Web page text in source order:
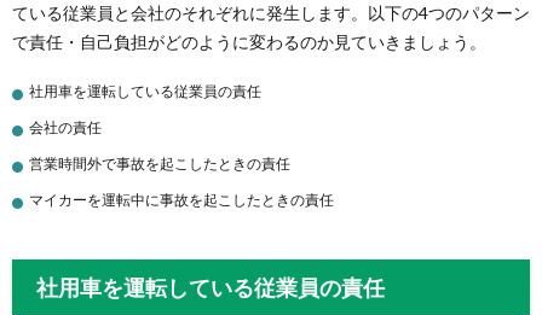
ている従業員と会社のそれぞれに発生します。以下の4つのパターン
で責任・自己負担がどのように変わるのか見ていきましょう。
社用車を運転している従業員の責任
会社の責任
営業時間外で事故を起こしたときの責任
マイカーを運転中に事故を起こしたときの責任
社用車を運転している従業員の責任